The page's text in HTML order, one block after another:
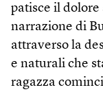
patisce il dolore
narrazione di
attraverso la
e naturali che
ragazza